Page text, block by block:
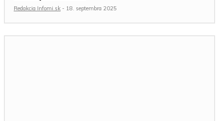
Redakcia Infomi.sk - 18. septembra 2025